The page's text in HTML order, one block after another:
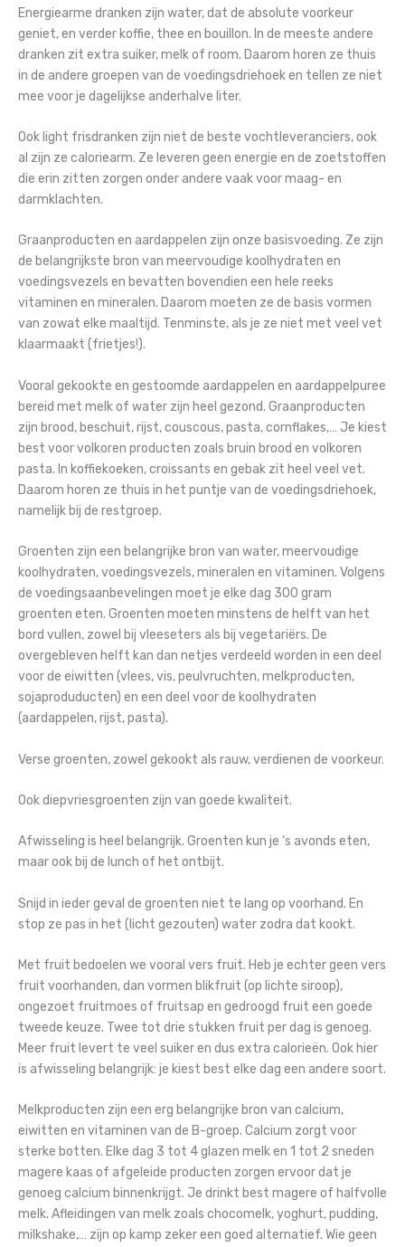
Energiearme dranken zijn water, dat de absolute voorkeur
geniet, en verder koffie, thee en bouillon. In de meeste andere
dranken zit extra suiker, melk of room. Daarom horen ze thuis
in de andere groepen van de voedingsdriehoek en tellen ze niet
mee voor je dagelijkse anderhalve liter.
Ook light frisdranken zijn niet de beste vochtleveranciers, ook
al zijn ze caloriearm. Ze leveren geen energie en de zoetstoffen
die erin zitten zorgen onder andere vaak voor maag- en
darmklachten.
Graanproducten en aardappelen zijn onze basisvoeding. Ze zijn
de belangrijkste bron van meervoudige koolhydraten en
voedingsvezels en bevatten bovendien een hele reeks
vitaminen en mineralen. Daarom moeten ze de basis vormen
van zowat elke maaltijd. Tenminste, als je ze niet met veel vet
klaarmaakt (frietjes!).
Vooral gekookte en gestoomde aardappelen en aardappelpuree
bereid met melk of water zijn heel gezond. Graanproducten
zijn brood, beschuit, rijst, couscous, pasta, cornflakes,… Je kiest
best voor volkoren producten zoals bruin brood en volkoren
pasta. In koffiekoeken, croissants en gebak zit heel veel vet.
Daarom horen ze thuis in het puntje van de voedingsdriehoek,
namelijk bij de restgroep.
Groenten zijn een belangrijke bron van water, meervoudige
koolhydraten, voedingsvezels, mineralen en vitaminen. Volgens
de voedingsaanbevelingen moet je elke dag 300 gram
groenten eten. Groenten moeten minstens de helft van het
bord vullen, zowel bij vleeseters als bij vegetariërs. De
overgebleven helft kan dan netjes verdeeld worden in een deel
voor de eiwitten (vlees, vis, peulvruchten, melkproducten,
sojaproduducten) en een deel voor de koolhydraten
(aardappelen, rijst, pasta).
Verse groenten, zowel gekookt als rauw, verdienen de voorkeur.
Ook diepvriesgroenten zijn van goede kwaliteit.
Afwisseling is heel belangrijk. Groenten kun je ‘s avonds eten,
maar ook bij de lunch of het ontbijt.
Snijd in ieder geval de groenten niet te lang op voorhand. En
stop ze pas in het (licht gezouten) water zodra dat kookt.
Met fruit bedoelen we vooral vers fruit. Heb je echter geen vers
fruit voorhanden, dan vormen blikfruit (op lichte siroop),
ongezoet fruitmoes of fruitsap en gedroogd fruit een goede
tweede keuze. Twee tot drie stukken fruit per dag is genoeg.
Meer fruit levert te veel suiker en dus extra calorieën. Ook hier
is afwisseling belangrijk: je kiest best elke dag een andere soort.
Melkproducten zijn een erg belangrijke bron van calcium,
eiwitten en vitaminen van de B-groep. Calcium zorgt voor
sterke botten. Elke dag 3 tot 4 glazen melk en 1 tot 2 sneden
magere kaas of afgeleide producten zorgen ervoor dat je
genoeg calcium binnenkrijgt. Je drinkt best magere of halfvolle
melk. Afleidingen van melk zoals chocomelk, yoghurt, pudding,
milkshake,… zijn op kamp zeker een goed alternatief. Wie geen